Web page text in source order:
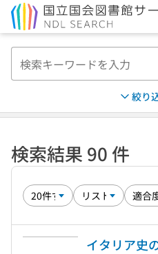
絞り
検索結果 90 件
イタリア史